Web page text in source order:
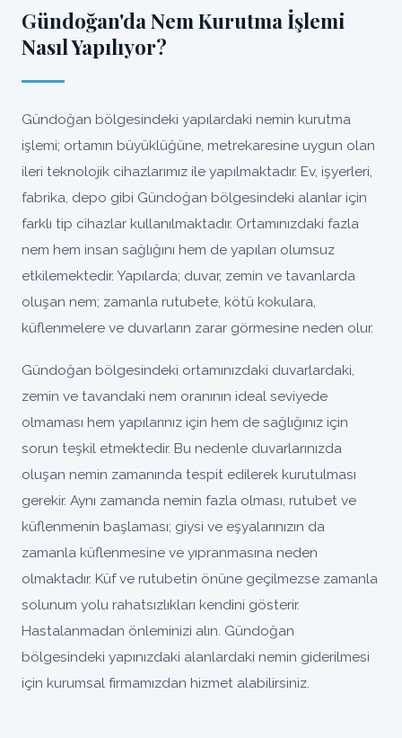
Gündoğan'da Nem Kurutma İşlemi
Nasıl Yapılıyor?
Gündoğan bölgesindeki yapılardaki nemin kurutma
işlemi; ortamın büyüklüğüne, metrekaresine uygun olan
ileri teknolojik cihazlarımız ile yapılmaktadır. Ev, işyerleri,
fabrika, depo gibi Gündoğan bölgesindeki alanlar için
farklı tip cihazlar kullanılmaktadır. Ortamınızdaki fazla
nem hem insan sağlığını hem de yapıları olumsuz
etkilemektedir. Yapılarda; duvar, zemin ve tavanlarda
oluşan nem; zamanla rutubete, kötü kokulara,
küflenmelere ve duvarların zarar görmesine neden olur.
Gündoğan bölgesindeki ortamınızdaki duvarlardaki,
zemin ve tavandaki nem oranının ideal seviyede
olmaması hem yapılarınız için hem de sağlığınız için
sorun teşkil etmektedir. Bu nedenle duvarlarınızda
oluşan nemin zamanında tespit edilerek kurutulması
gerekir. Aynı zamanda nemin fazla olması, rutubet ve
küflenmenin başlaması; giysi ve eşyalarınızın da
zamanla küflenmesine ve yıpranmasına neden
olmaktadır. Küf ve rutubetin önüne geçilmezse zamanla
solunum yolu rahatsızlıkları kendini gösterir.
Hastalanmadan önleminizi alın. Gündoğan
bölgesindeki yapınızdaki alanlardaki nemin giderilmesi
için kurumsal firmamızdan hizmet alabilirsiniz.